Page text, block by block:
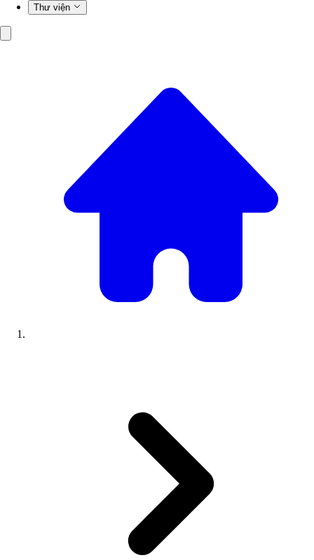
Thư viện